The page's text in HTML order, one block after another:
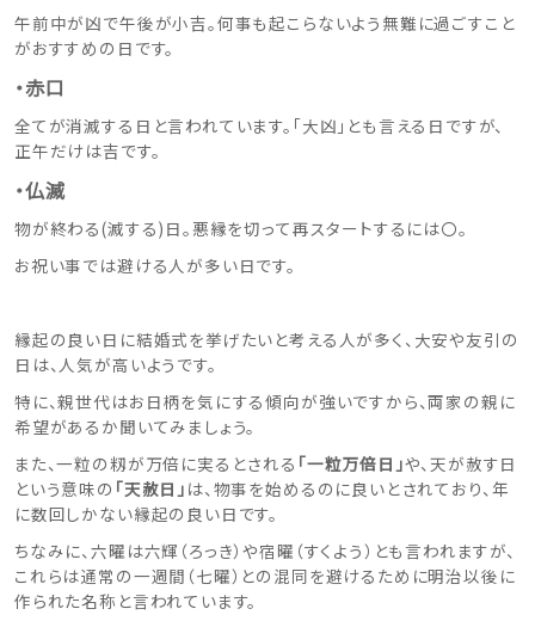
午前中が凶で午後が小吉。何事も起こらないよう無難に過ごすこと
がおすすめの日です。
・赤口
全てが消滅する日と言われています。「大凶」とも言える日ですが、
正午だけは吉です。
・仏滅
物が終わる(滅する)日。悪縁を切って再スタートするには〇。
お祝い事では避ける人が多い日です。
縁起の良い日に結婚式を挙げたいと考える人が多く、大安や友引の
日は、人気が高いようです。
特に、親世代はお日柄を気にする傾向が強いですから、両家の親に
希望があるか聞いてみましょう。
また、一粒の籾が万倍に実るとされる 「一粒万倍日」や、天が赦す日
という意味の 「天赦日」 は、物事を始めるのに良いとされており、 年
に数回しかない縁起の良い日です。
ちなみに、六曜は六輝（ろっき）や宿曜（すくよう）とも言われますが、
これらは通常の一週間（七曜）との混同を避けるために明治以後に
作られた名称と言われています。